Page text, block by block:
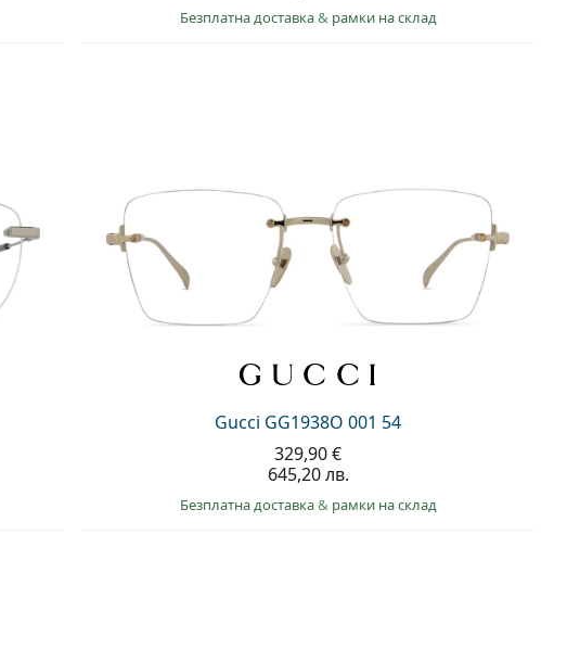
Безплатна доставка& рамки на склад
Gucci GG1938O 001 54
329,90 €
645,20 лв.
Безплатна доставка& рамки на склад